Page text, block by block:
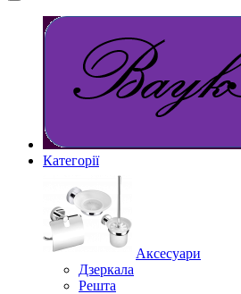
Категорії
Аксесуари
Дзеркала
Решта